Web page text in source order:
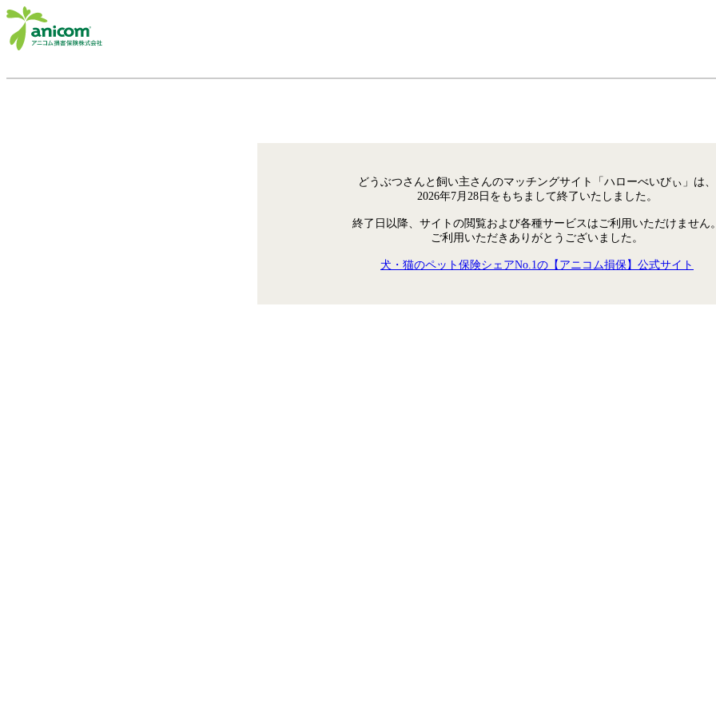
どうぶつさんと飼い主さんのマッチングサイト「ハローべいびぃ」は、
2026年7月28日をもちまして終了いたしました。
終了日以降、サイトの閲覧および各種サービスはご利用いただけません
ご利用いただきありがとうございました。
犬・猫のペット保険シェアNo.1の【アニコム損保】公式サイト